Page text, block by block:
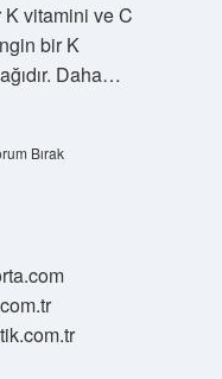
vitamini ve C
bir K
Daha…
Bırak